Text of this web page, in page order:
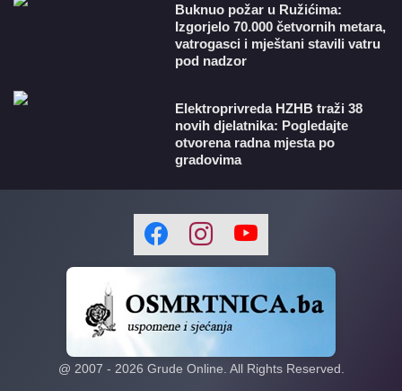
Buknuo požar u Ružićima:
Izgorjelo 70.000 četvornih metara,
vatrogasci i mještani stavili vatru
pod nadzor
​Elektroprivreda HZHB traži 38
novih djelatnika: Pogledajte
otvorena radna mjesta po
gradovima
@ 2007 - 2026 Grude Online. All Rights Reserved.